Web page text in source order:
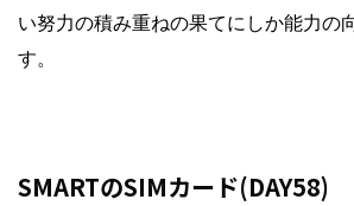
い努力の積み重ねの果てにしか能力の
す。
SMARTのSIMカード(DAY58)